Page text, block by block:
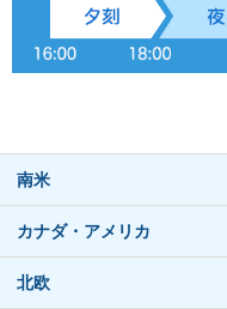
南米
カナダ・アメリカ
北欧